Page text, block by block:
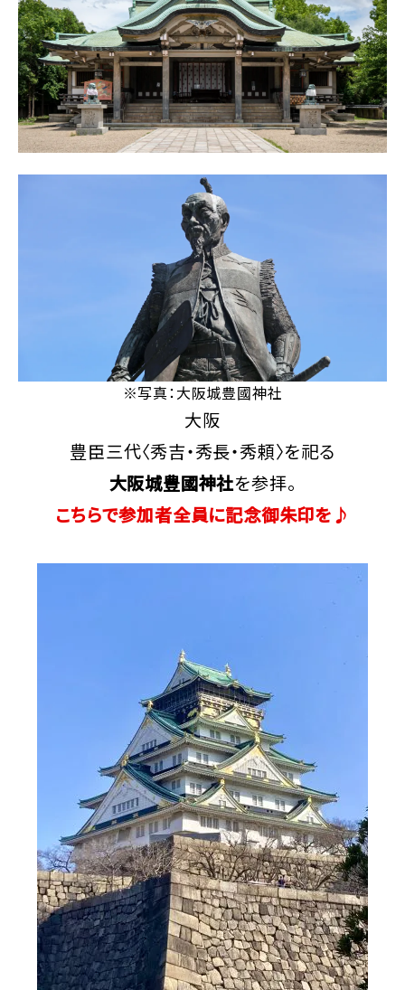
※写真：大阪城豊國神社
大阪
豊臣三代〈秀吉・秀長・秀頼〉を祀る
大阪城豊國神社を参拝。
こちらで参加者全員に記念御朱印を♪